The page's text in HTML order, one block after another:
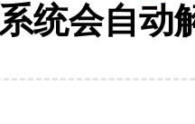
统会自动